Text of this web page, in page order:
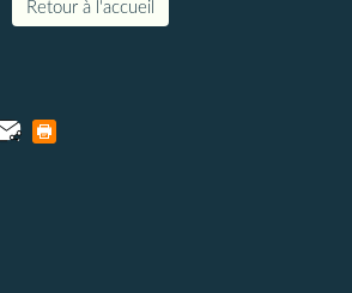
Retour à l'accueil